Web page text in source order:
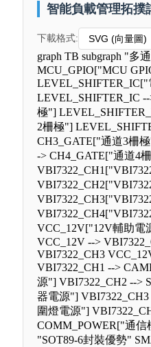
智能負載管理拓撲
下載格式:
graph TB subgraph "多
MCU_GPIO["MCU
LEVEL_SHIFTER_IC
極"]
2柵極"]
CH3_GATE["通道3柵
-> CH4_GATE["通道4
VCC_12V["12V輔助電
VCC_12V -->
VBI7322_CH3
VBI7322_CH1 -->
源"] VBI7322_CH2 -->
器電源"]
圍燈電源"]
COMM_POWER["通信
"SOT89-6封裝優勢"